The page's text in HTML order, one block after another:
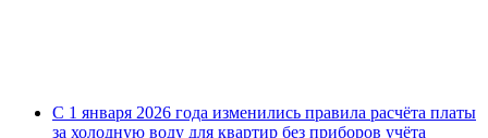
С 1 января 2026 года изменились правила расчёта платы
за холодную воду для квартир без приборов учёта